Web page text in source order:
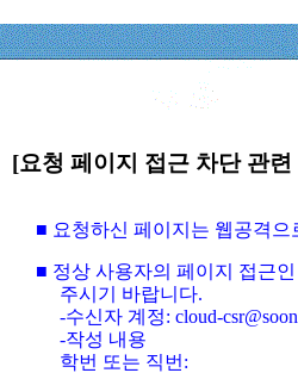
[요청 페이지 접근 차단 관
■ 요청하신 페이지는 웹공격
■ 정상 사용자의 페이지 접근
주시기 바랍니다.
-수신자 계정: cloud-
-작성 내용
학번 또는 직번: